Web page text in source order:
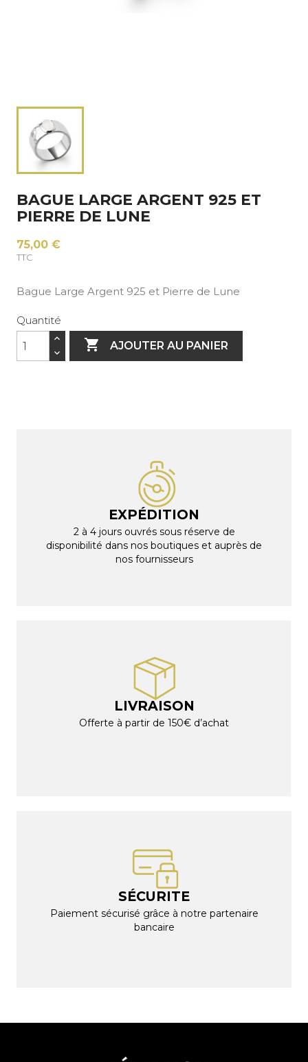
BAGUE LARGE ARGENT 925 ET
PIERRE DE LUNE
75,00 €
TTC
Bague Large Argent 925 et Pierre de Lune
Quantité
 AJOUTER AU PANIER
EXPÉDITION
2 à 4 jours ouvrés sous réserve de
disponibilité dans nos boutiques et auprès de
nos fournisseurs
LIVRAISON
Offerte à partir de 150€ d’achat
SÉCURITE
Paiement sécurisé grâce à notre partenaire
bancaire